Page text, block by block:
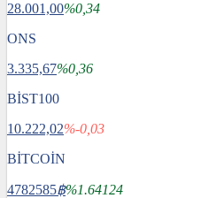
28.001,00%0,34
ONS
3.335,67%0,36
BİST100
10.222,02%-0,03
BİTCOİN
4782585฿%1.64124